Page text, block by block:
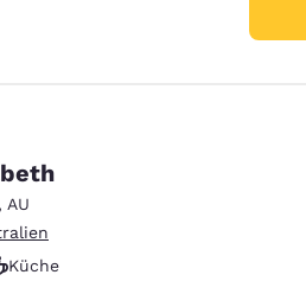
, AU
Küche